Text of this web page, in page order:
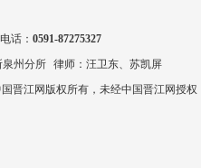
话：0591-87275327
泉州分所 律师：汪卫东、苏凯屏
国晋江网版权所有，未经中国晋江网授